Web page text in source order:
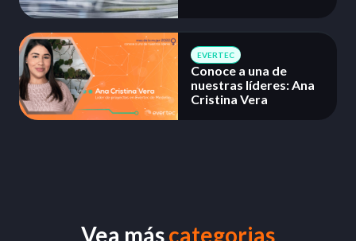
EVERTEC
Conoce a una de
nuestras líderes: Ana
Cristina Vera
Vea máscategorias